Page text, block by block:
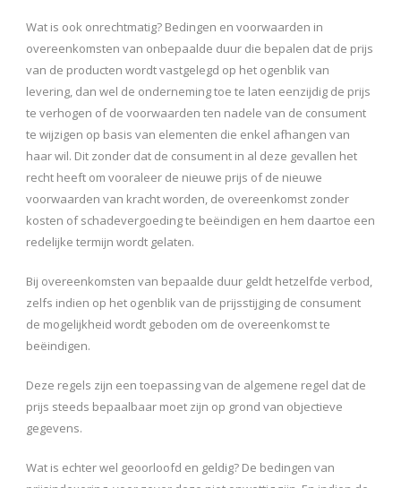
Wat is ook onrechtmatig? Bedingen en voorwaarden in
overeenkomsten van onbepaalde duur die bepalen dat de prijs
van de producten wordt vastgelegd op het ogenblik van
levering, dan wel de onderneming toe te laten eenzijdig de prijs
te verhogen of de voorwaarden ten nadele van de consument
te wijzigen op basis van elementen die enkel afhangen van
haar wil. Dit zonder dat de consument in al deze gevallen het
recht heeft om vooraleer de nieuwe prijs of de nieuwe
voorwaarden van kracht worden, de overeenkomst zonder
kosten of schadevergoeding te beëindigen en hem daartoe een
redelijke termijn wordt gelaten.
Bij overeenkomsten van bepaalde duur geldt hetzelfde verbod,
zelfs indien op het ogenblik van de prijsstijging de consument
de mogelijkheid wordt geboden om de overeenkomst te
beëindigen.
Deze regels zijn een toepassing van de algemene regel dat de
prijs steeds bepaalbaar moet zijn op grond van objectieve
gegevens.
Wat is echter wel geoorloofd en geldig? De bedingen van